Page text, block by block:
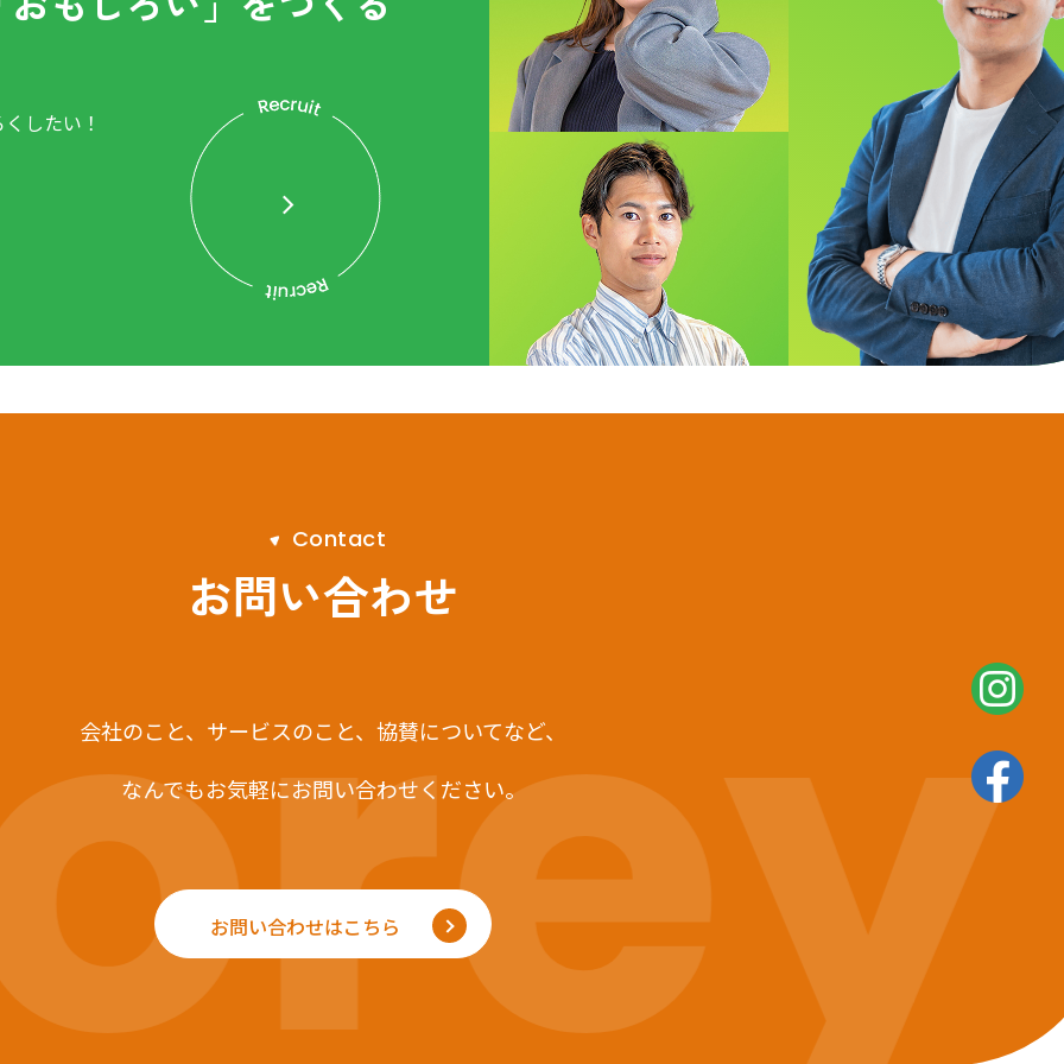
したい！
Contact
お問い合わせ
会社のこと、サービスのこと、 協賛についてなど、
なんでもお気軽にお問い合わせください。
お問い合わせはこちら